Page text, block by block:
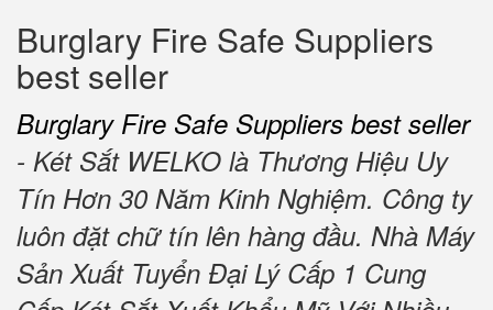
Burglary Fire Safe Suppliers
best seller
Burglary Fire Safe Suppliers best seller
- Két Sắt WELKO là Thương Hiệu Uy
Tín Hơn 30 Năm Kinh Nghiệm. Công ty
luôn đặt chữ tín lên hàng đầu. Nhà Máy
Sản Xuất Tuyển Đại Lý Cấp 1 Cung